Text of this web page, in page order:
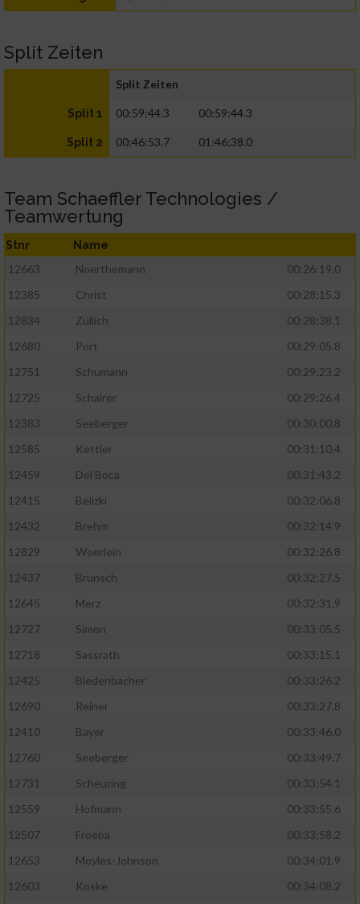
Split Zeiten
Split Zeiten
Split 1 00:59:44.3 00:59:44.3
Split 2 00:46:53.7 01:46:38.0
Team Schaeffler Technologies /
Teamwertung
Stnr Name
12663 Noerthemann
00:26:19.0
12385
Christ
00:28:15.3
12834
Züllich
00:28:38.1
12680
Port
00:29:05.8
12751
Schumann
00:29:23.2
12725
Schairer
00:29:26.4
12383
Seeberger
00:30:00.8
12585
Kettler
00:31:10.4
12459
Del Boca
00:31:43.2
12415
Belizki
00:32:06.8
12432
Brehm
00:32:14.9
12829
Woerlein
00:32:26.8
12437
Brunsch
00:32:27.5
12645
Merz
00:32:31.9
12727
Simon
00:33:05.5
12718
Sassrath
00:33:15.1
12425
Biedenbacher
00:33:26.2
12690
Reiner
00:33:27.8
12410
Bayer
00:33:46.0
12760
Seeberger
00:33:49.7
12731
Scheuring
00:33:54.1
12559
Hofmann
00:33:55.6
12507
Froeba
00:33:58.2
12653
Moyles-Johnson
00:34:01.9
12603
Koske
00:34:08.2